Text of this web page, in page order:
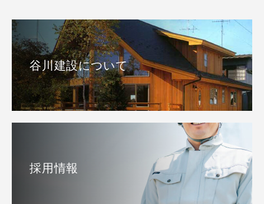
谷川建設について
採用情報